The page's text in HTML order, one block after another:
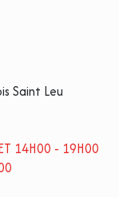
Saint Leu
14H00 - 19H00